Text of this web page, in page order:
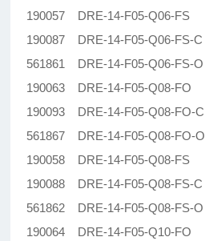
190057 DRE-14-F05-Q06-FS
190087 DRE-14-F05-Q06-FS-C
561861 DRE-14-F05-Q06-FS-O
190063 DRE-14-F05-Q08-FO
190093 DRE-14-F05-Q08-FO-C
561867 DRE-14-F05-Q08-FO-O
190058 DRE-14-F05-Q08-FS
190088 DRE-14-F05-Q08-FS-C
561862 DRE-14-F05-Q08-FS-O
190064 DRE-14-F05-Q10-FO